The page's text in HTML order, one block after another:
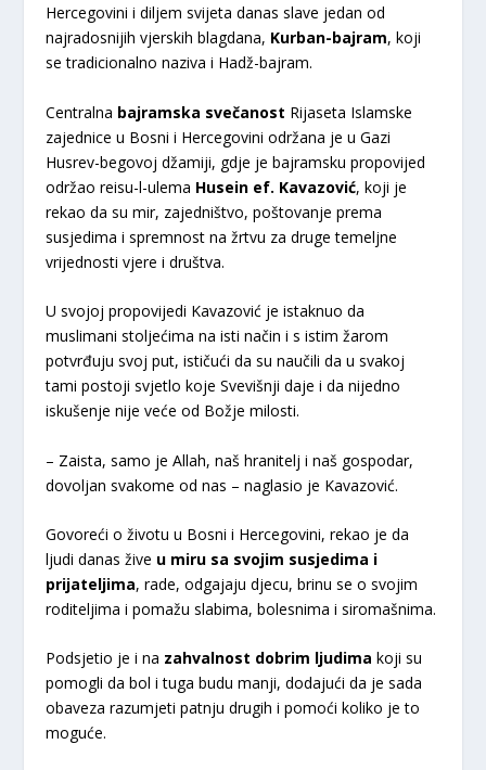
Hercegovini i diljem svijeta danas slave jedan od
najradosnijih vjerskih blagdana, Kurban-bajram, koji
se tradicionalno naziva i Hadž-bajram.
Centralna bajramska svečanost Rijaseta Islamske
zajednice u Bosni i Hercegovini održana je u Gazi
Husrev-begovoj džamiji, gdje je bajramsku propovijed
održao reisu-l-ulema Husein ef. Kavazović, koji je
rekao da su mir, zajedništvo, poštovanje prema
susjedima i spremnost na žrtvu za druge temeljne
vrijednosti vjere i društva.
U svojoj propovijedi Kavazović je istaknuo da
muslimani stoljećima na isti način i s istim žarom
potvrđuju svoj put, ističući da su naučili da u svakoj
tami postoji svjetlo koje Svevišnji daje i da nijedno
iskušenje nije veće od Božje milosti.
– Zaista, samo je Allah, naš hranitelj i naš gospodar,
dovoljan svakome od nas – naglasio je Kavazović.
Govoreći o životu u Bosni i Hercegovini, rekao je da
ljudi danas žive u miru sa svojim susjedima i
prijateljima, rade, odgajaju djecu, brinu se o svojim
roditeljima i pomažu slabima, bolesnima i siromašnima.
Podsjetio je i na zahvalnost dobrim ljudima koji su
pomogli da bol i tuga budu manji, dodajući da je sada
obaveza razumjeti patnju drugih i pomoći koliko je to
moguće.